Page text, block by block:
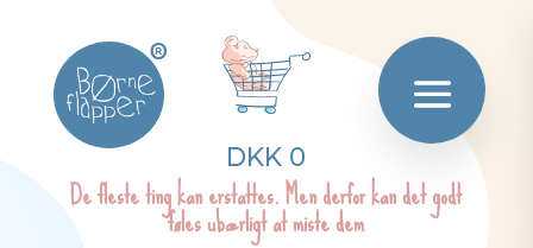
®
DKK 0
De fleste ting kan erstattes. Men derfor kan det godt
føles ubærligt at miste dem